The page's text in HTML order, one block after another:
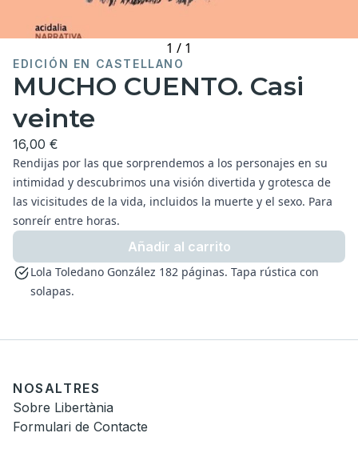
1 / 1
EDICIÓN EN CASTELLANO
MUCHO CUENTO. Casi
veinte
16,00 €
Rendijas por las que sorprendemos a los personajes en su
intimidad y descubrimos una visión divertida y grotesca de
las vicisitudes de la vida, incluidos la muerte y el sexo. Para
sonreír entre horas.
Añadir al carrito
Lola Toledano González 182 páginas. Tapa rústica con
solapas.
NOSALTRES
Sobre Libertània
Formulari de Contacte